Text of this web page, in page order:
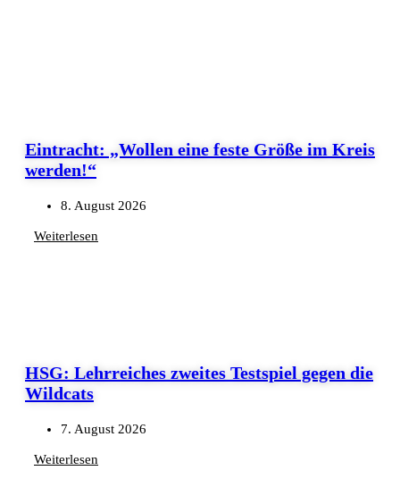
Eintracht: „Wollen eine feste Größe im Kreis
werden!“
8. August 2026
Weiterlesen
HSG: Lehrreiches zweites Testspiel gegen die
Wildcats
7. August 2026
Weiterlesen